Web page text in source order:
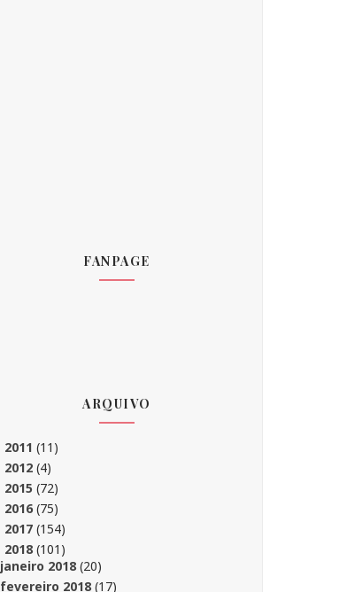
FANPAGE
ARQUIVO
2011 (11)
2012 (4)
2015 (72)
2016(75)
2017 (154)
2018 (101)
janeiro 2018 (20)
fevereiro 2018 (17)